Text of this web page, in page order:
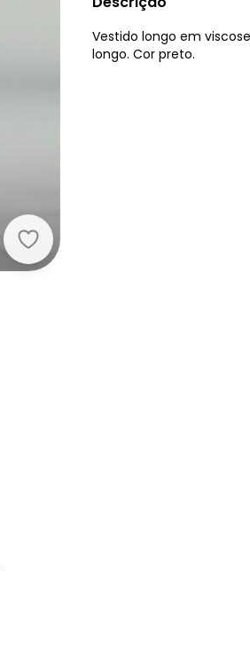
Quintess - Vestido Longo Preto
Vestido longo em
longo. Cor preto.